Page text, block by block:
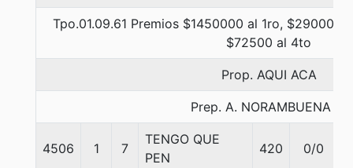
Tpo.01.09.61 Premios $1450000 al 1ro, $290000
$72500 al 4to
Prop. AQUI ACA
Prep. A. NORAMBUENA G.
4506 1 7
TENGO QUE
PEN
420 0/0